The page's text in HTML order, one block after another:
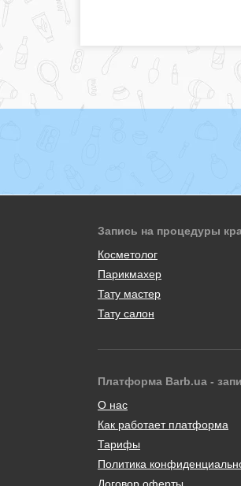
Запись на процедуры
Косметолог
Парикмахер
Тату мастер
Тату салон
Платформа Barb.ua -
О нас
Как работает платформа
Тарифы
Политика
Договор оферты